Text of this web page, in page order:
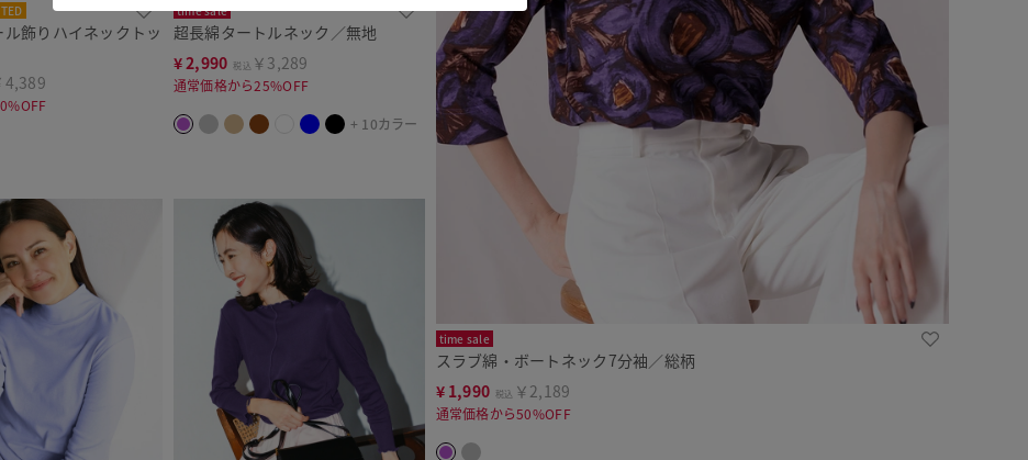
飾りハイネックトッ
4,389
time sale
超長綿タートルネック／無地
¥2,990 税込 ￥3,289
通常価格から25%OFF
+ 10カラー
time sale
スラブ綿・ボートネック7分袖／総柄
¥ 1,990 税込 ￥2,189
通常価格から50%OFF